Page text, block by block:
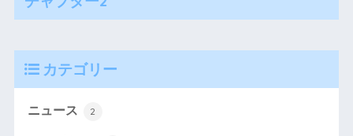
カテゴリー
ニュース 2